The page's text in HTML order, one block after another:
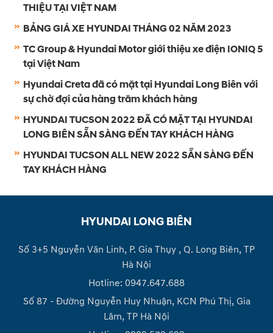
THIỆU TẠI VIỆT NAM
BẢNG GIÁ XE HYUNDAI THÁNG 02 NĂM 2023
TC Group & Hyundai Motor giới thiệu xe điện IONIQ 5
tại Việt Nam
Hyundai Creta đã có mặt tại Hyundai Long Biên với
sự chờ đợi của hàng trăm khách hàng
HYUNDAI TUCSON 2022 ĐÃ CÓ MẶT TẠI HYUNDAI
LONG BIÊN SẴN SÀNG ĐẾN TAY KHÁCH HÀNG
HYUNDAI TUCSON ALL NEW 2022 SẴN SÀNG ĐẾN
TAY KHÁCH HÀNG
HYUNDAI LONG BIÊN
Số 3+5 Nguyễn Văn Linh, P. Gia Thụy , Q. Long Biên, TP
Hà Nội
Hotline: 0947.647.688
Số 87 - Đường Nguyễn Huy Nhuận, KCN Phú Thị, Gia
Lâm, TP Hà Nội